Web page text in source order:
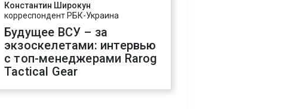
Константин Широкун
корреспондент РБК-Украина
Будущее ВСУ – за
экзоскелетами: интервью
с топ-менеджерами Rarog
Tactical Gear